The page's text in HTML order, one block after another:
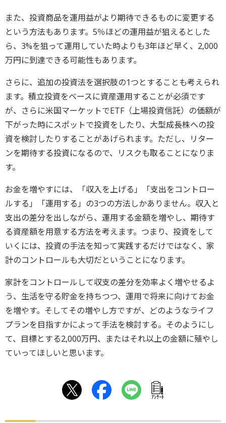
また、投資商品を運用益がより期待できるものに変更する
という方法もあります。5％ほどの運用益が狙えるとした
ら、3%を狙って運用していた時よりも3年ほど早く、2,000
万円に到達できる可能性もあります。
さらに、追加の投資法を選択肢の1つとすることも考えられ
ます。積立投資をベースに資産運用することが必須です
が、さらに米国マーケットでETF（上場投資信託）の価額が
下がった時にスポットで投資をしたり、大型成長株への投
資を検討したりすることがあげられます。ただし、リター
ンを期待する投資になるので、リスクも取ることになりま
す。
お金を増やすには、「収入を上げる」「支出をコントロー
ルする」「運用する」の3つの方法しかありません。収入と
支出の差分を出しながら、運用する金額を増やし、期待す
る資産額を用意する方法を考えます。つまり、投資をして
いくには、投資の手法を知って実践するだけではなく、家
計のコントロールも大切だということになります。
家計をコントロールして収支の差分を効率よく増やせるよ
う、生活を守る貯金を持ちつつ、運用で将来に向けてお金
を増やす。そしてその増やし方ですが、どのようなライフ
プランを目指すかによって手法を検討する。そのようにし
て、目標とする2,000万円、またはそれ以上の金額に殖やし
ていってほしいと思います。
ｱﾝｹｰﾄ